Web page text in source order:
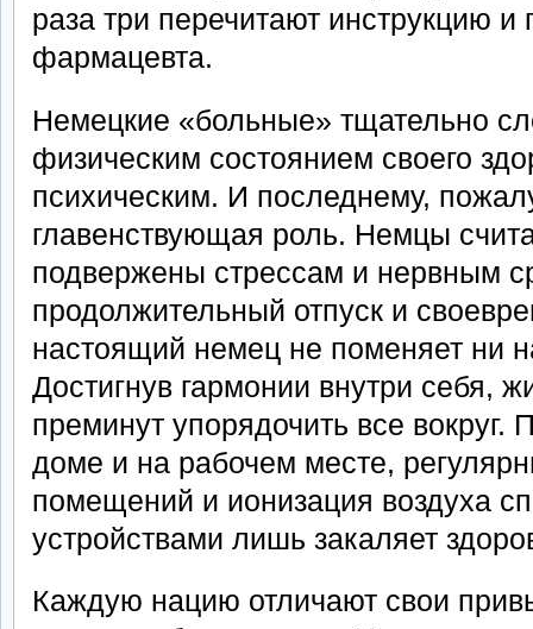
раза три перечитают инструкцию и
фармацевта.
Немецкие «больные» тщательно
физическим состоянием своего
психическим. И последнему,
главенствующая роль. Немцы
подвержены стрессам и нервным
продолжительный отпуск и
настоящий немец не поменяет ни
Достигнув гармонии внутри себя,
преминут упорядочить все вокруг.
доме и на рабочем месте,
помещений и ионизация воздуха
устройствами лишь закаляет
Каждую нацию отличают свои